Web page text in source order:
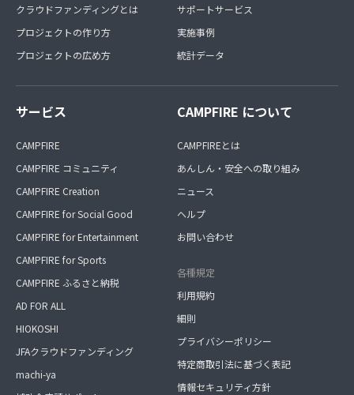
クラウドファンディングとは
プロジェクトの作り方
プロジェクトの広め方
サポートサービス
実施事例
統計データ
サービス
CAMPFIRE
CAMPFIRE コミュニティ
CAMPFIRE Creation
CAMPFIRE for Social Good
CAMPFIRE for Entertainment
CAMPFIRE for Sports
CAMPFIRE ふるさと納税
AD FOR ALL
HIOKOSHI
JFAクラウドファンディング
machi-ya
CAMPFIRE について
CAMPFIREとは
あんしん・安全への取り組み
ニュース
ヘルプ
お問い合わせ
各種規定
利用規約
細則
プライバシーポリシー
特定商取引法に基づく表記
情報セキュリティ方針